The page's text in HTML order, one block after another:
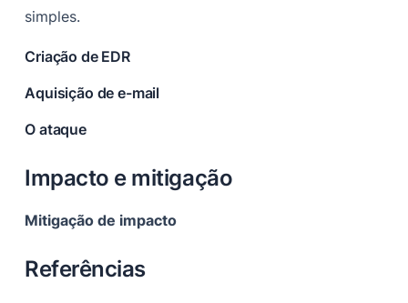
simples.
Criação de EDR
Aquisição de e-mail
O ataque
Impacto e mitigação
Mitigação de impacto
Referências